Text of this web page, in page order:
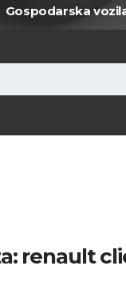
Gospodarska
renault